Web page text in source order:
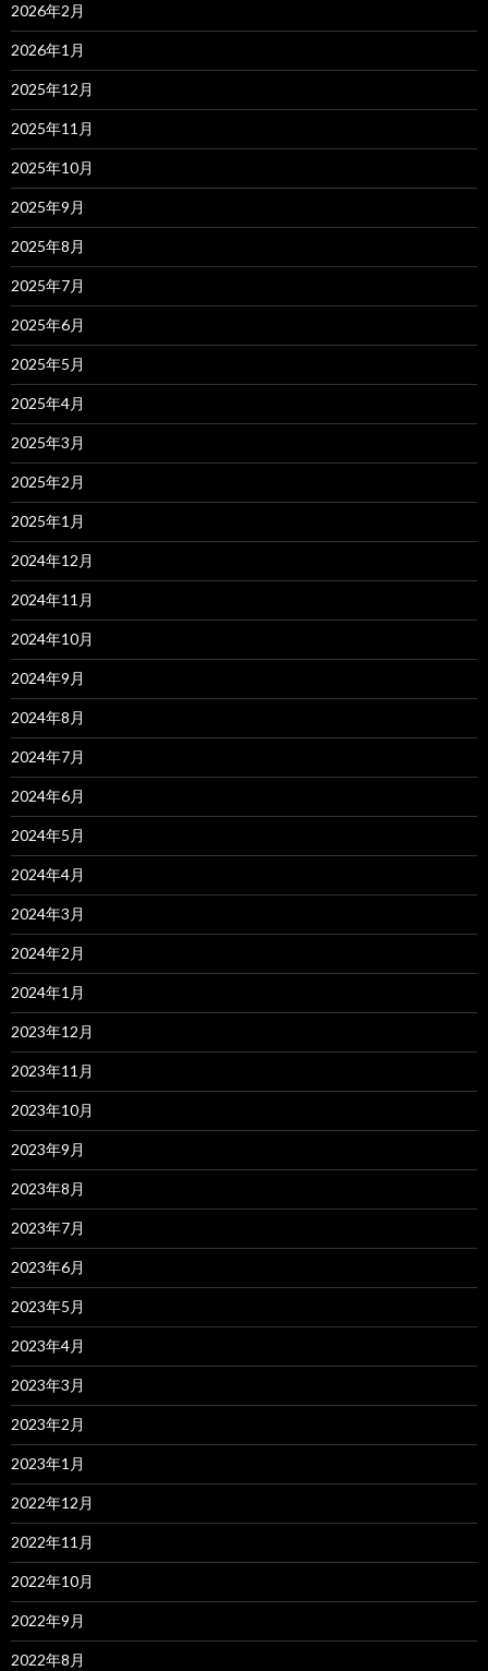
2026年2月
2026年1月
2025年12月
2025年11月
2025年10月
2025年9月
2025年8月
2025年7月
2025年6月
2025年5月
2025年4月
2025年3月
2025年2月
2025年1月
2024年12月
2024年11月
2024年10月
2024年9月
2024年8月
2024年7月
2024年6月
2024年5月
2024年4月
2024年3月
2024年2月
2024年1月
2023年12月
2023年11月
2023年10月
2023年9月
2023年8月
2023年7月
2023年6月
2023年5月
2023年4月
2023年3月
2023年2月
2023年1月
2022年12月
2022年11月
2022年10月
2022年9月
2022年8月